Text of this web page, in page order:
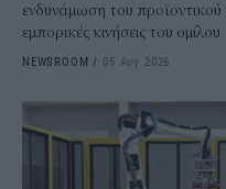
ενδυνάμωση του προϊοντικού
εμπορικές κινήσεις του ομίλου
NEWSROOM / 05 Αυγ 2026